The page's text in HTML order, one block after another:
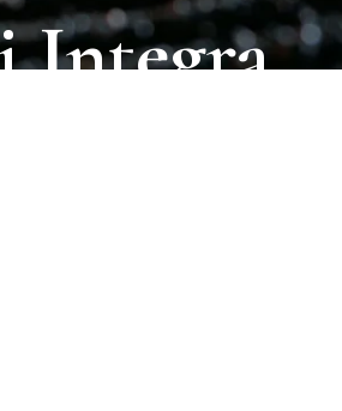
Integra